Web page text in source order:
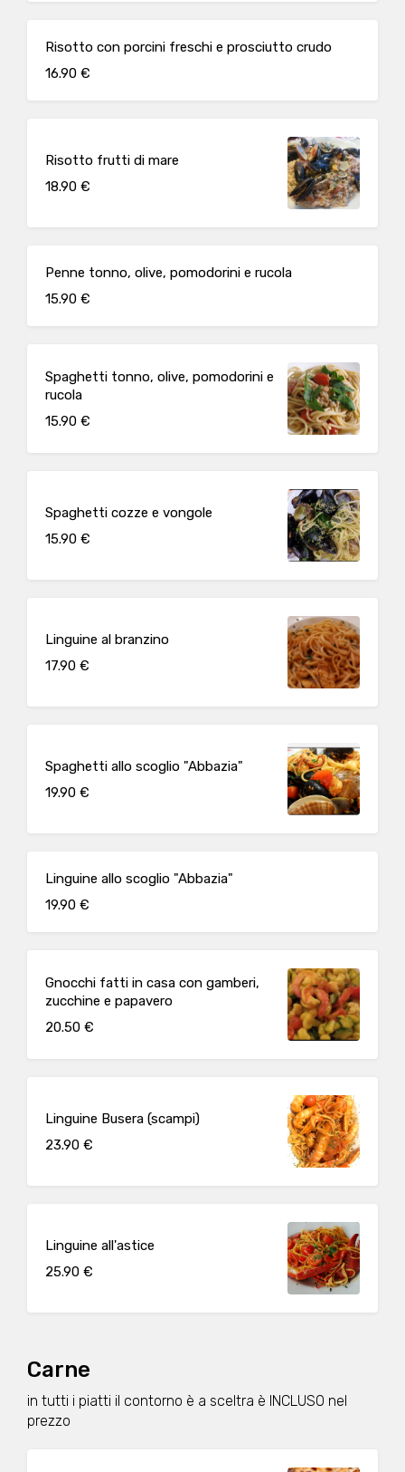
Risotto con porcini freschi e prosciutto crudo
16.90 €
Risotto frutti di mare
18.90 €
Penne tonno, olive, pomodorini e rucola
15.90 €
Spaghetti tonno, olive, pomodorini e
rucola
15.90 €
Spaghetti cozze e vongole
15.90 €
Linguine al branzino
17.90 €
Spaghetti allo scoglio "Abbazia"
19.90 €
Linguine allo scoglio "Abbazia"
19.90 €
Gnocchi fatti in casa con gamberi,
zucchine e papavero
20.50 €
Linguine Busera (scampi)
23.90 €
Linguine all'astice
25.90 €
Carne
in tutti i piatti il contorno è a sceltra è INCLUSO nel
prezzo